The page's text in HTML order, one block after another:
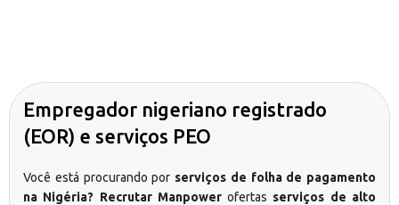
Empregador nigeriano registrado
(EOR) e serviços PEO
Você está procurando por serviços de folha de pagamento
na Nigéria? Recrutar Manpowerofertas serviços de alto